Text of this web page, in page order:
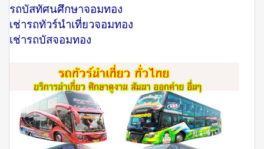
รถบัสทัศนศึกษาจอมทอง
เช่ารถทัวร์นำเที่ยวจอมทอง
เช่ารถบัสจอมทอง